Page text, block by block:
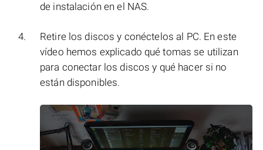
de instalación en el NAS.
Retire los discos y conéctelos al PC. En este
vídeo hemos explicado qué tomas se utilizan
para conectar los discos y qué hacer si no
están disponibles.